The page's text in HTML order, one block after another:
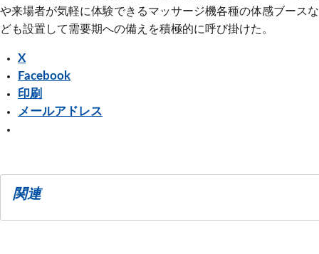
や来場者が気軽に体験できるマッサージ機各種の体感ブースな
ども設置して需要期への備えを積極的に呼び掛けた。
X
Facebook
印刷
メールアドレス
関連